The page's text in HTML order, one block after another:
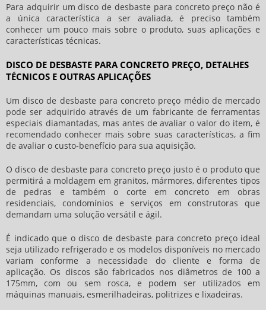
Para adquirir umdisco de desbaste para concreto preço não é
a única característica a ser avaliada, é preciso também
conhecer um pouco mais sobre o produto, suas aplicações e
características técnicas.
DISCO DE DESBASTE PARA CONCRETO PREÇO, DETALHES
TÉCNICOS E OUTRAS APLICAÇÕES
Umdisco de desbaste para concreto preço médio de mercado
pode ser adquirido através de um fabricante de ferramentas
especiais diamantadas, mas antes de avaliar o valor do item, é
recomendado conhecer mais sobre suas características, a fim
de avaliar o custo-benefício para sua aquisição.
Odisco de desbaste para concreto preço justo é o produto que
permitirá a moldagem em granitos, mármores, diferentes tipos
de pedras e também o corte em concreto em obras
residenciais, condomínios e serviços em construtoras que
demandam uma solução versátil e ágil.
É indicado que o disco de desbaste para concreto preçoideal
seja utilizado refrigerado e os modelos disponíveis no mercado
variam conforme a necessidade do cliente e forma de
aplicação. Os discos são fabricados nos diâmetros de 100 a
175mm, com ou sem rosca, e podem ser utilizados em
máquinas manuais, esmerilhadeiras, politrizes e lixadeiras.